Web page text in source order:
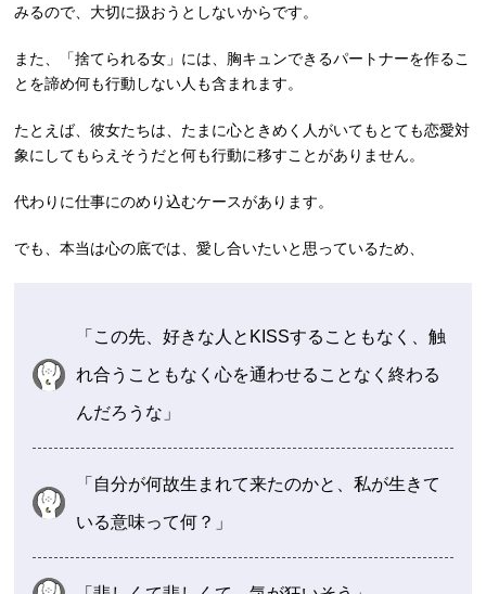
みるので、大切に扱おうとしないからです。
また、「捨てられる女」には、胸キュンできるパートナーを作るこ
とを諦め何も行動しない人も含まれます。
たとえば、彼女たちは、たまに心ときめく人がいてもとても恋愛対
象にしてもらえそうだと何も行動に移すことがありません。
代わりに仕事にのめり込むケースがあります。
でも、本当は心の底では、愛し合いたいと思っているため、
「この先、好きな人とKISSすることもなく、触
れ合うこともなく心を通わせることなく終わる
んだろうな」
「自分が何故生まれて来たのかと、私が生きて
いる意味って何？」